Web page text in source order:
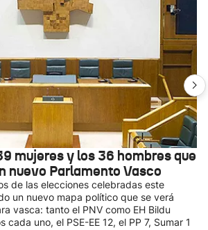
mujeres y los 36 hombres que
nuevo Parlamento Vasco
de las elecciones celebradas este
un nuevo mapa político que se verá
vasca: tanto el PNV como EH Bildu
cada uno, el PSE-EE 12, el PP 7, Sumar 1